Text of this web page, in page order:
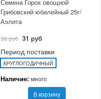
Семена Горох овощной
Грибовский юбилейный 25г/
Аэлита
36 руб 31 руб
Период поставки
КРУГЛОГОДИЧНЫЙ
Наличие: много
В корзину